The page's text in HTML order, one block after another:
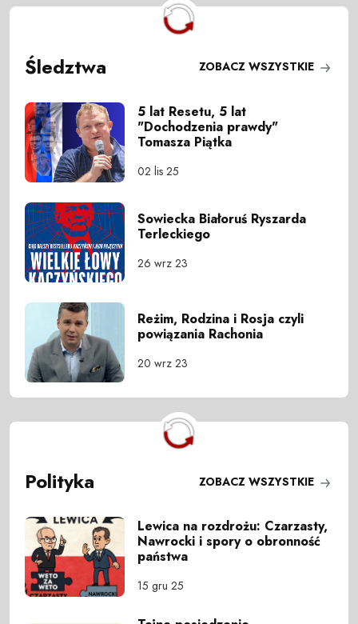
Śledztwa ZOBACZ WSZYSTKIE
5 lat Resetu, 5 lat
"Dochodzenia prawdy"
Tomasza Piątka
02 lis 25
Sowiecka Białoruś Ryszarda
Terleckiego
26 wrz 23
Reżim, Rodzina i Rosja czyli
powiązania Rachonia
20 wrz 23
Polityka ZOBACZ WSZYSTKIE
Lewica na rozdrożu: Czarzasty,
Nawrocki i spory o obronność
państwa
15 gru 25